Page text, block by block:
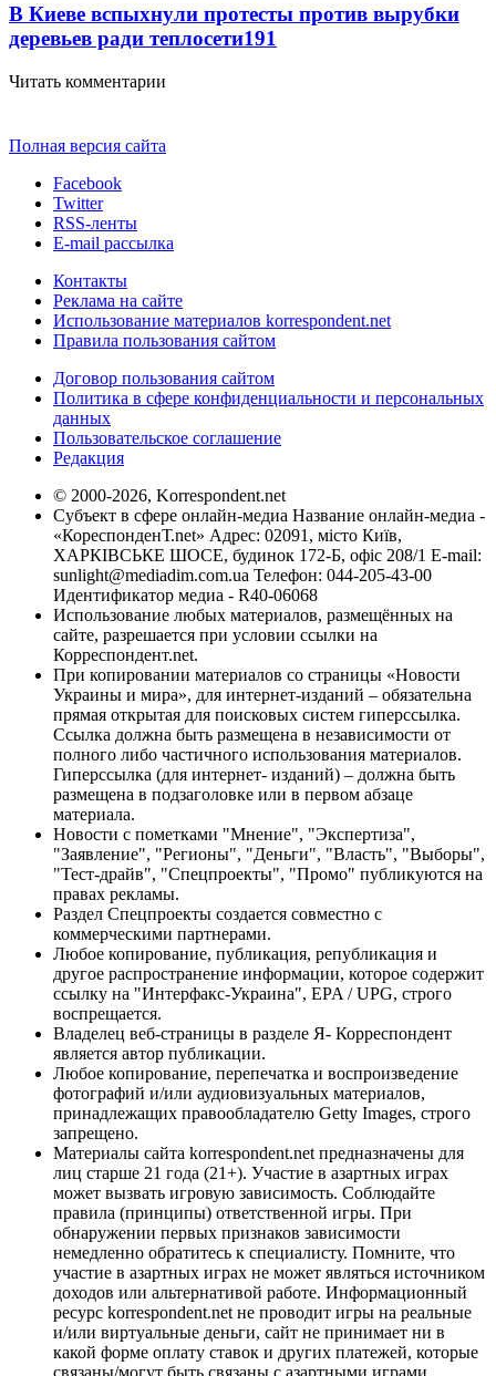
В Киеве вспыхнули протесты против вырубки
деревьев ради теплосети191
Читать комментарии
Полная версия сайта
Facebook
Twitter
RSS-ленты
E-mail рассылка
Контакты
Реклама на сайте
Использование материалов korrespondent.net
Правила пользования сайтом
Договор пользования сайтом
Политика в сфере конфиденциальности и персональных
данных
Пользовательское соглашение
Редакция
© 2000-2026, Korrespondent.net
Субъект в сфере онлайн-медиа Название онлайн-медиа -
«КореспонденТ.net» Адрес: 02091, місто Київ,
ХАРКІВСЬКЕ ШОСЕ, будинок 172-Б, офіс 208/1 E-mail:
sunlight@mediadim.com.ua Телефон: 044-205-43-00
Идентификатор медиа - R40-06068
Использование любых материалов, размещённых на
сайте, разрешается при условии ссылки на
Корреспондент.net.
При копировании материалов со страницы «Новости
Украины и мира», для интернет-изданий – обязательна
прямая открытая для поисковых систем гиперссылка.
Ссылка должна быть размещена в независимости от
полного либо частичного использования материалов.
Гиперссылка (для интернет- изданий) – должна быть
размещена в подзаголовке или в первом абзаце
материала.
Новости с пометками "Мнение", "Экспертиза",
"Заявление", "Регионы", "Деньги", "Власть", "Выборы",
"Тест-драйв", "Спецпроекты", "Промо" публикуются на
правах рекламы.
Раздел Спецпроекты создается совместно с
коммерческими партнерами.
Любое копирование, публикация, републикация и
другое распространение информации, которое содержит
ссылку на "Интерфакс-Украина", EPA / UPG, строго
воспрещается.
Владелец веб-страницы в разделе Я- Корреспондент
является автор публикации.
Любое копирование, перепечатка и воспроизведение
фотографий и/или аудиовизуальных материалов,
принадлежащих правообладателю Getty Images, строго
запрещено.
Материалы сайта korrespondent.net предназначены для
лиц старше 21 года (21+). Участие в азартных играх
может вызвать игровую зависимость. Соблюдайте
правила (принципы) ответственной игры. При
обнаружении первых признаков зависимости
немедленно обратитесь к специалисту. Помните, что
участие в азартных играх не может являться источником
доходов или альтернативой работе. Информационный
ресурс korrespondent.net не проводит игры на реальные
и/или виртуальные деньги, сайт не принимает ни в
какой форме оплату ставок и других платежей, которые
связаны/могут быть связаны с азартными играми,